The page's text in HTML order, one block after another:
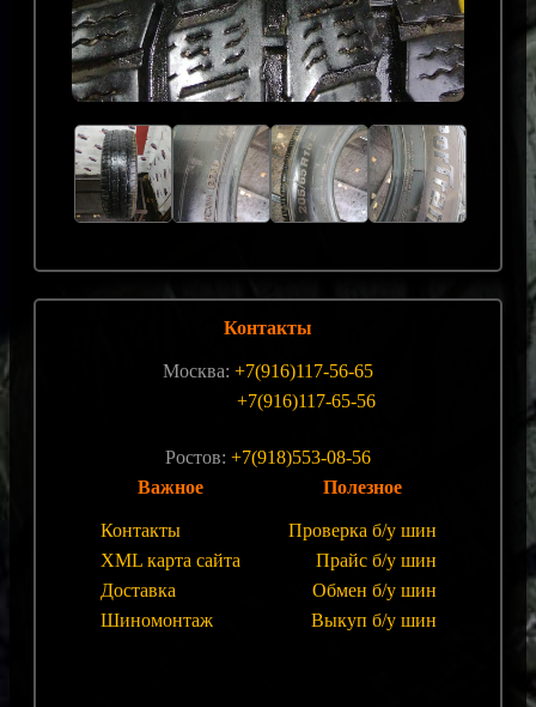
Контакты
Москва: +7(916)117-56-65
+7(916)117-65-56
Ростов: +7(918)553-08-56
Важное
Контакты
XML карта сайта
Доставка
Шиномонтаж
Полезное
Проверка б/у шин
Прайс б/у шин
Обмен б/у шин
Выкуп б/у шин